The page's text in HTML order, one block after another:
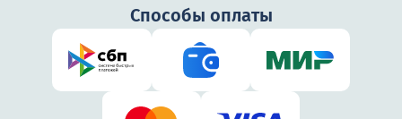
Способы оплаты